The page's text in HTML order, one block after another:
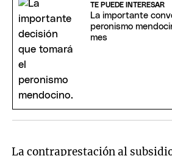
TE PUEDE INTERESAR
La importante
peronismo
mes
La contraprestación al